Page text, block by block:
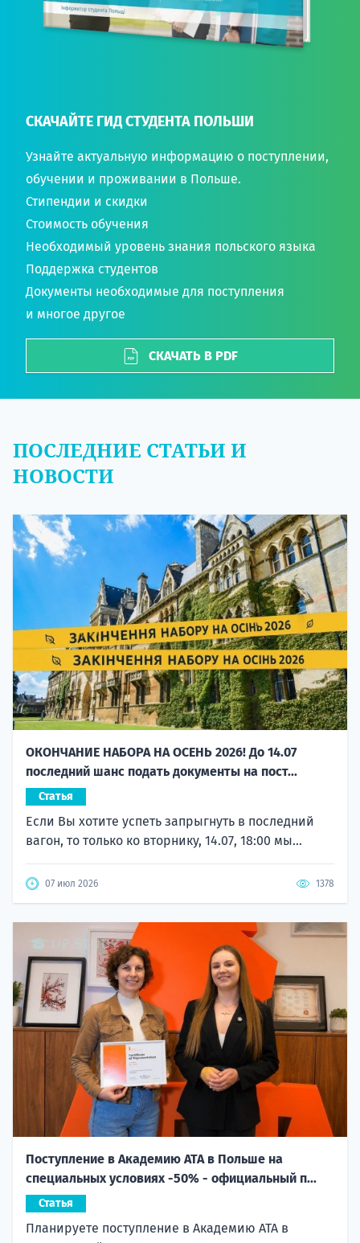
СКАЧАЙТЕ ГИД СТУДЕНТА ПОЛЬШИ
Узнайте актуальную информацию о поступлении,
обучении и проживании в Польше.
Стипендии и скидки
Стоимость обучения
Необходимый уровень знания польского языка
Поддержка студентов
Документы необходимые для поступления
и многое другое
СКАЧАТЬ В PDF
ПОСЛЕДНИЕ СТАТЬИ И
НОВОСТИ
ОКОНЧАНИЕ НАБОРА НА ОСЕНЬ 2026! До 14.07
последний шанс подать документы на пост...
Статья
Если Вы хотите успеть запрыгнуть в последний
вагон, то только ко вторнику, 14.07, 18:00 мы...
07 июл 2026 1378
Поступление в Академию ATA в Польше на
специальных условиях -50% - официальный п...
Статья
Планируете поступление в Академию ATA в